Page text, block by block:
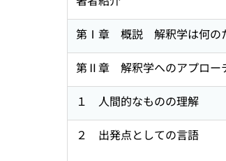
第Ⅰ章 概説 解釈学は何の
第Ⅱ章 解釈学へのアプロー
１ 人間的なものの理解
２ 出発点としての言語